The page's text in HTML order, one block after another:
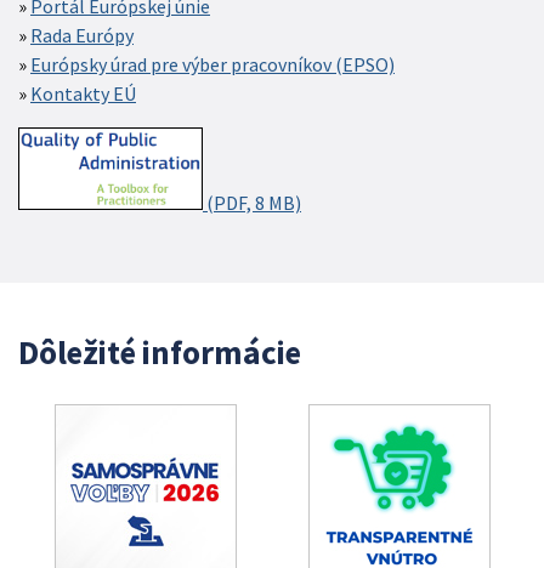
Portál Európskej únie
Rada Európy
Európsky úrad pre výber pracovníkov (EPSO)
Kontakty EÚ
(PDF, 8 MB)
Dôležité informácie